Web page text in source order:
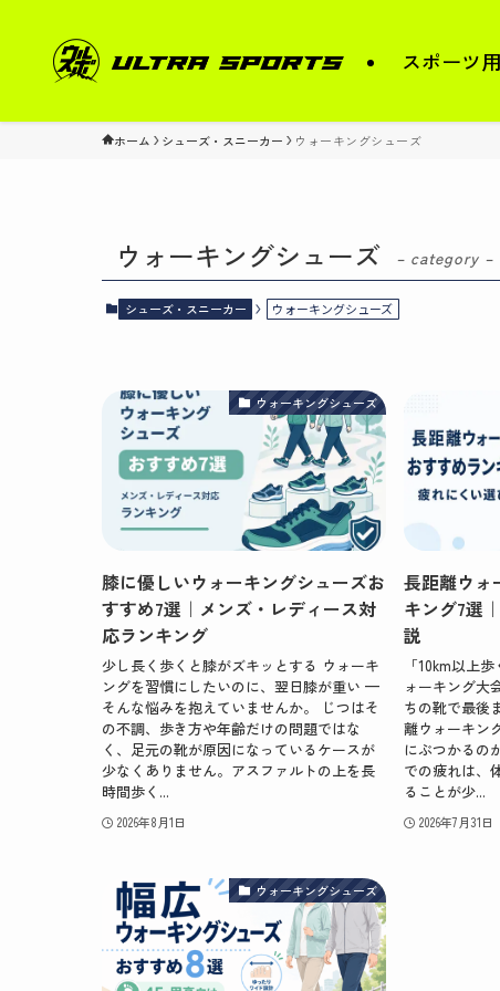
スポーツ
ホーム シューズ・スニーカー ウォーキングシューズ
ウォーキングシューズ – category –
シューズ・スニーカー ウォーキングシューズ
ウォーキングシューズ
膝に優しいウォーキングシューズお
すすめ7選｜メンズ・レディース対
応ランキング
少し長く歩くと膝がズキッとする ウォーキ
ングを習慣にしたいのに、翌日膝が重い —
そんな悩みを抱えていませんか。 じつはそ
の不調、歩き方や年齢だけの問題ではな
く、足元の靴が原因になっているケースが
少なくありません。アスファルトの上を長
時間歩く...
2026年8月1日
長距離ウォ
キング7選
説
「10km以上
ォーキング大
ちの靴で最後
離ウォーキン
にぶつかるの
での疲れは、
ることが少...
2026年7月31日
ウォーキングシューズ